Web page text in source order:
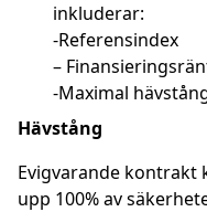
inkluderar:
-Referensindex
–
-Maximal
Hävstång
Evigvarande kontrakt
upp 100% av